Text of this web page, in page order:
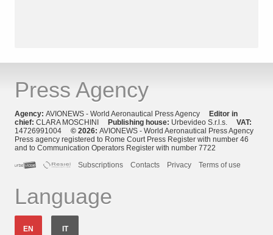
Press Agency
Agency: AVIONEWS - World Aeronautical Press Agency Editor in
chief: CLARA MOSCHINI Publishing house: Urbevideo S.r.l.s. VAT:
14726991004 © 2026: AVIONEWS - World Aeronautical Press Agency
Press agency registered to Rome Court Press Register with number 46
and to Communication Operators Register with number 7722
Subscriptions
Contacts Privacy Terms of use
Language
EN IT